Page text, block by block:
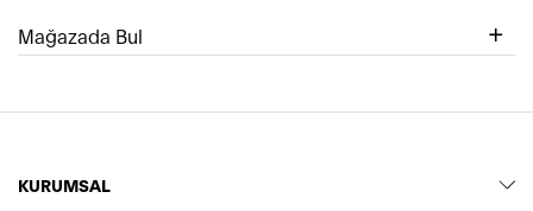
Mağazada Bul
KURUMSAL